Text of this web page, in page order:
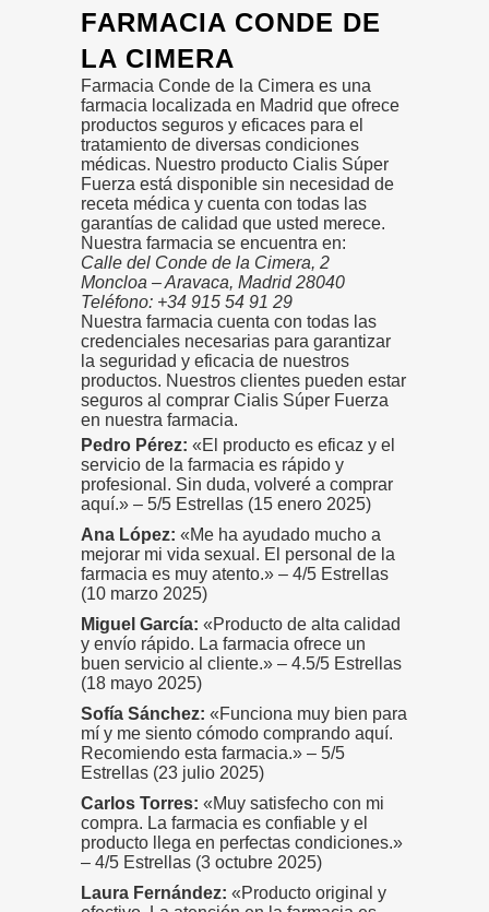
FARMACIA CONDE DE
LA CIMERA
Farmacia Conde de la Cimera es una
farmacia localizada en Madrid que ofrece
productos seguros y eficaces para el
tratamiento de diversas condiciones
médicas. Nuestro producto Cialis Súper
Fuerza está disponible sin necesidad de
receta médica y cuenta con todas las
garantías de calidad que usted merece.
Nuestra farmacia se encuentra en:
Calle del Conde de la Cimera, 2
Moncloa – Aravaca, Madrid 28040
Teléfono: +34 915 54 91 29
Nuestra farmacia cuenta con todas las
credenciales necesarias para garantizar
la seguridad y eficacia de nuestros
productos. Nuestros clientes pueden estar
seguros al comprar Cialis Súper Fuerza
en nuestra farmacia.
Pedro Pérez: «El producto es eficaz y el
servicio de la farmacia es rápido y
profesional. Sin duda, volveré a comprar
aquí.» – 5/5 Estrellas (15 enero 2025)
Ana López: «Me ha ayudado mucho a
mejorar mi vida sexual. El personal de la
farmacia es muy atento.» – 4/5 Estrellas
(10 marzo 2025)
Miguel García: «Producto de alta calidad
y envío rápido. La farmacia ofrece un
buen servicio al cliente.» – 4.5/5 Estrellas
(18 mayo 2025)
Sofía Sánchez: «Funciona muy bien para
mí y me siento cómodo comprando aquí.
Recomiendo esta farmacia.» – 5/5
Estrellas (23 julio 2025)
Carlos Torres: «Muy satisfecho con mi
compra. La farmacia es confiable y el
producto llega en perfectas condiciones.»
– 4/5 Estrellas (3 octubre 2025)
Laura Fernández: «Producto original y